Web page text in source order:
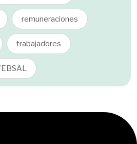
remuneraciones
trabajadores